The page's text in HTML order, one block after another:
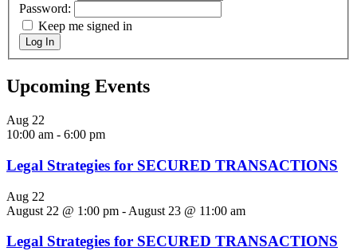
Password:
Keep me signed in
Log In
Upcoming Events
Aug 22
10:00 am - 6:00 pm
Legal Strategies for SECURED TRANSACTIONS
Aug 22
August 22 @ 1:00 pm - August 23 @ 11:00 am
Legal Strategies for SECURED TRANSACTIONS